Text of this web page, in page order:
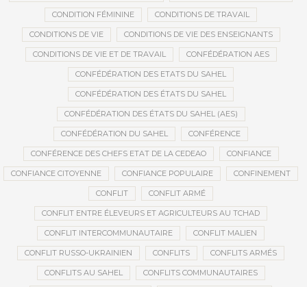
CONDITION FÉMININE CONDITIONS DE TRAVAIL
CONDITIONS DE VIE CONDITIONS DE VIE DES ENSEIGNANTS
CONDITIONS DE VIE ET DE TRAVAIL CONFÉDÉRATION AES
CONFÉDÉRATION DES ETATS DU SAHEL
CONFÉDÉRATION DES ÉTATS DU SAHEL
CONFÉDÉRATION DES ÉTATS DU SAHEL (AES)
CONFÉDÉRATION DU SAHEL CONFÉRENCE
CONFÉRENCE DES CHEFS ETAT DE LA CEDEAO CONFIANCE
CONFIANCE CITOYENNE CONFIANCE POPULAIRE CONFINEMENT
CONFLIT CONFLIT ARMÉ
CONFLIT ENTRE ÉLEVEURS ET AGRICULTEURS AU TCHAD
CONFLIT INTERCOMMUNAUTAIRE CONFLIT MALIEN
CONFLIT RUSSO-UKRAINIEN CONFLITS CONFLITS ARMÉS
CONFLITS AU SAHEL CONFLITS COMMUNAUTAIRES